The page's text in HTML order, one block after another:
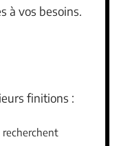
à vos besoins.
finitions :
recherchent